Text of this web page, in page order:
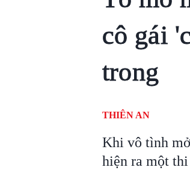
cô gái
trong
THIÊN AN
Khi vô tình
hiện ra một